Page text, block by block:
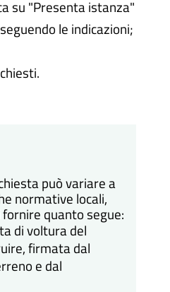
su "Presenta istanza"
le indicazioni;
può variare a
normative locali,
quanto segue:
di voltura del
firmata dal
e dal